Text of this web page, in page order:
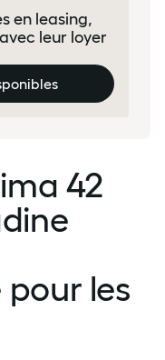
en leasing,
leur loyer
42
les